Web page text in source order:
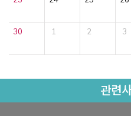
30 1 2 3
관련